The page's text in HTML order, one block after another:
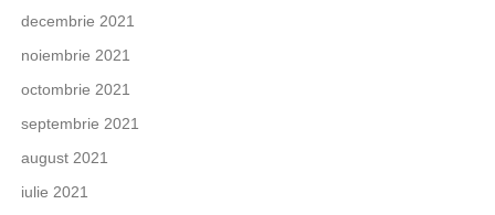
decembrie 2021
noiembrie 2021
octombrie 2021
septembrie 2021
august 2021
iulie 2021